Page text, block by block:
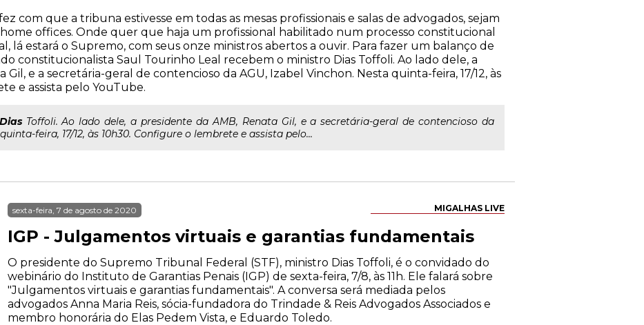
com que a tribuna estivesse em todas as mesas profissionais e salas de advogados, sejam
offices. Onde quer que haja um profissional habilitado num processo constitucional
lá estará o Supremo, com seus onze ministros abertos a ouvir. Para fazer um balanço de
constitucionalista Saul Tourinho Leal recebem o ministro Dias Toffoli. Ao lado dele, a
Gil, e a secretária-geral de contencioso da AGU, Izabel Vinchon. Nesta quinta-feira, 17/12, às
e assista pelo YouTube.
DiasToffoli. Ao lado dele, a presidente da AMB, Renata Gil, e a secretária-geral de contencioso da
feira, 17/12, às 10h30. Configure o lembrete e assista pelo...
MIGALHAS LIVE
sexta-feira, 7 de agosto de 2020
IGP - Julgamentos virtuais e garantias fundamentais
O presidente do Supremo Tribunal Federal (STF), ministro Dias Toffoli, é o convidado do
webinário do Instituto de Garantias Penais (IGP) de sexta-feira, 7/8, às 11h. Ele falará sobre
"Julgamentos virtuais e garantias fundamentais". A conversa será mediada pelos
advogados Anna Maria Reis, sócia-fundadora do Trindade & Reis Advogados Associados e
membro honorária do Elas Pedem Vista, e Eduardo Toledo.